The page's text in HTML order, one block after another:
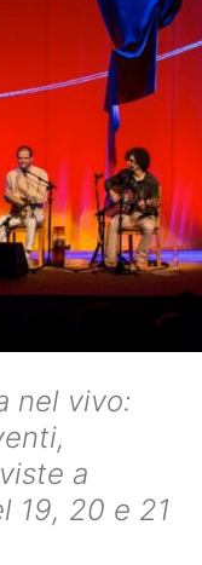
nel vivo:
a
19, 20 e 21